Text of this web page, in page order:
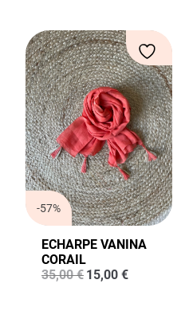
-57%
ECHARPE VANINA
CORAIL
35,00€ Le
15,00 €Le